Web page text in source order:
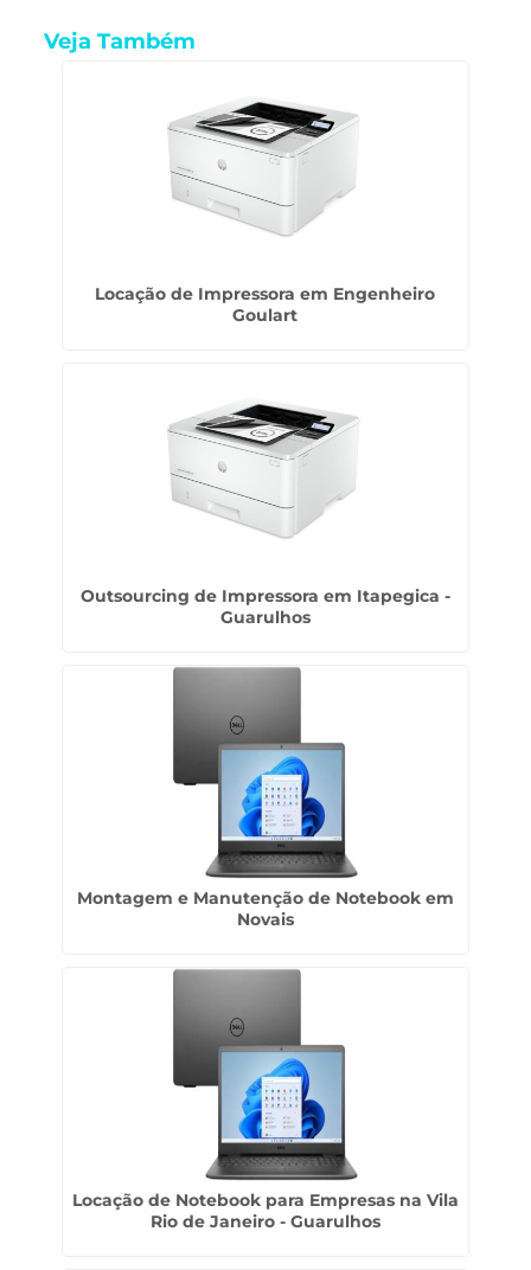
Veja Também
Locação de Impressora em Engenheiro
Goulart
Outsourcing de Impressora em Itapegica -
Guarulhos
Montagem e Manutenção de Notebook em
Novais
Locação de Notebook para Empresas na Vila
Rio de Janeiro - Guarulhos